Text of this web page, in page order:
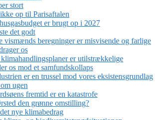
stort
op til Parisaftalen
er brugt op i 2027
det godt
vismænds beregninger er misvisende og farlige
os
er utilstrækkelige
os mod et samfundskollaps
er en trussel mod vores eksistensgrundlag
ugen
fremtid er en katastrofe
den grønne omstilling?
nye klimabedrag